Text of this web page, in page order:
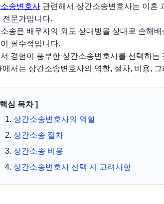
송변호사 관련해서 상간소송변호사는 이혼
전문가입니다.
송은 배우자의 외도 상대방을 상대로 손해
필수적입니다.
경험이 풍부한 상간소송변호사를 선택하는
에서는 상간소송변호사의 역할, 절차, 비용,
심 목차 ]
1. 상간소송변호사의 역할
2. 상간소송 절차
3. 상간소송 비용
4. 상간소송변호사 선택 시 고려사항